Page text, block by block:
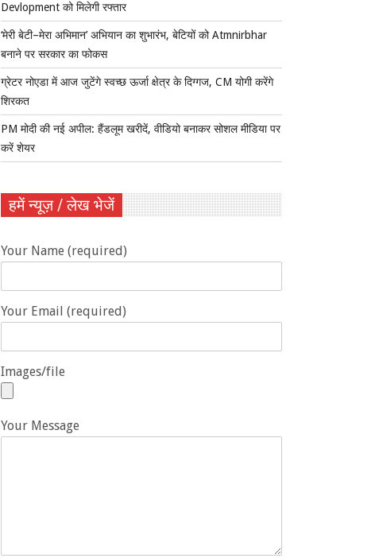
Devlopment को मिलेगी रफ्तार
‘मेरी बेटी–मेरा अभिमान’ अभियान का शुभारंभ, बेटियों को Atmnirbhar
बनाने पर सरकार का फोकस
ग्रेटर नोएडा में आज जुटेंगे स्वच्छ ऊर्जा क्षेत्र के दिग्गज, CM योगी करेंगे
शिरकत
PM मोदी की नई अपील: हैंडलूम खरीदें, वीडियो बनाकर सोशल मीडिया पर
करें शेयर
हमें न्यूज़ / लेख भेजें
Your Name (required)
Your Email (required)
Images/file
Your Message